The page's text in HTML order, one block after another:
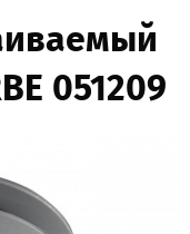
051209